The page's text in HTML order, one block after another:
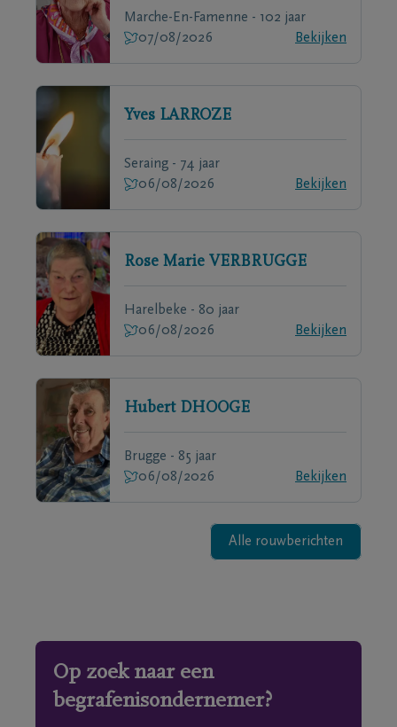
Marche-En-Famenne - 102 jaar
07/08/2026
Bekijken
Yves LARROZE
Seraing - 74 jaar
06/08/2026
Bekijken
Rose Marie VERBRUGGE
Harelbeke - 80 jaar
06/08/2026
Bekijken
Hubert DHOOGE
Brugge - 85 jaar
06/08/2026
Bekijken
Alle rouwberichten
Op zoek naar een
begrafenisondernemer?